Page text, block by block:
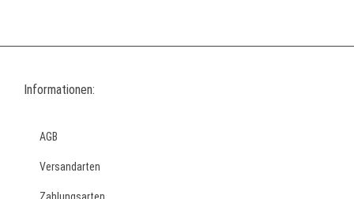
Informationen:
AGB
Versandarten